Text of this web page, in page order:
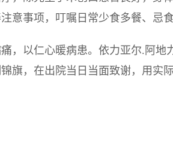
意事项，叮嘱日常少食多餐、忌
，以仁心暖病患。依力亚尔.阿
旗，在出院当日当面致谢，用实